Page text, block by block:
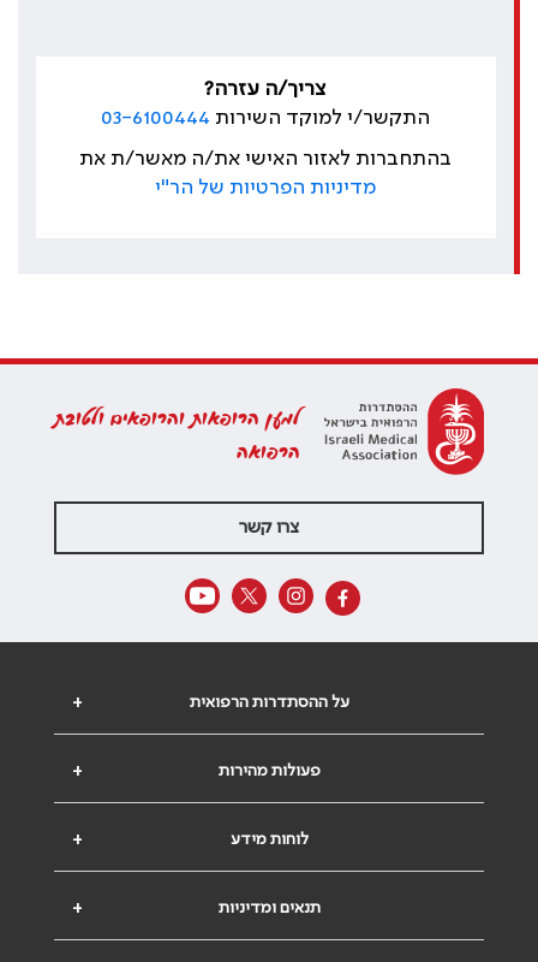
צריך/ה עזרה?
התקשר/י למוקד השירות 03-6100444
בהתחברות לאזור האישי את/ה מאשר/ת את
מדיניות הפרטיות של הר"י
למען הרופאות והרופאים ולטובת
הרפואה
צרו קשר
+ על ההסתדרות הרפואית
+ פעולות מהירות
+ לוחות מידע
+ תנאים ומדיניות